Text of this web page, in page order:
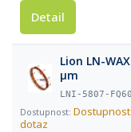
Detail
Lion LN-
µm
LNI-5807-FQ60
dotaz